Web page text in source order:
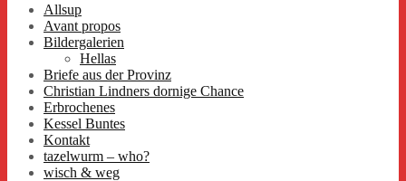
Allsup
Avant propos
Bildergalerien
Hellas
Briefe aus der Provinz
Christian Lindners dornige Chance
Erbrochenes
Kessel Buntes
Kontakt
tazelwurm – who?
wisch & weg